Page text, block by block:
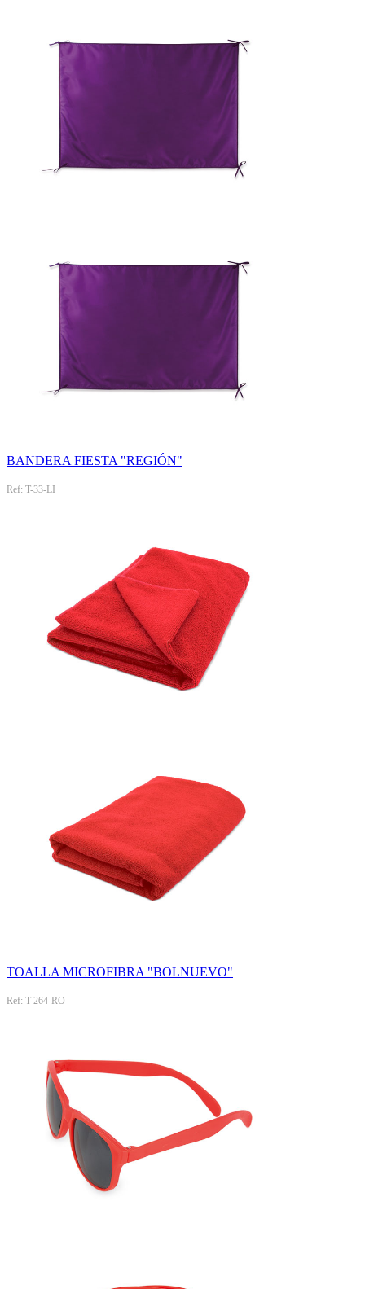
BANDERA FIESTA "REGIÓN"
Ref: T-33-LI
TOALLA MICROFIBRA "BOLNUEVO"
Ref: T-264-RO